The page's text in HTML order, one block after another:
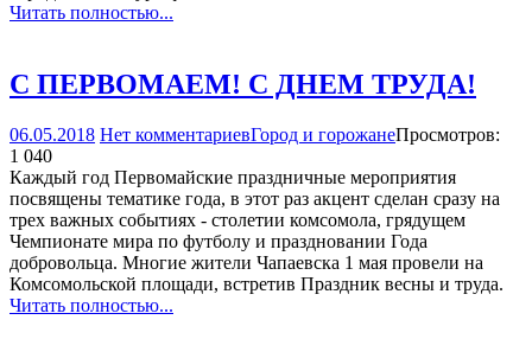
Читать полностью...
С ПЕРВОМАЕМ! С ДНЕМ ТРУДА!
06.05.2018 Нет комментариевГород и горожанеПросмотров:
1 040
Каждый год Первомайские праздничные мероприятия
посвящены тематике года, в этот раз акцент сделан сразу на
трех важных событиях - столетии комсомола, грядущем
Чемпионате мира по футболу и праздновании Года
добровольца. Многие жители Чапаевска 1 мая провели на
Комсомольской площади, встретив Праздник весны и труда.
Читать полностью...